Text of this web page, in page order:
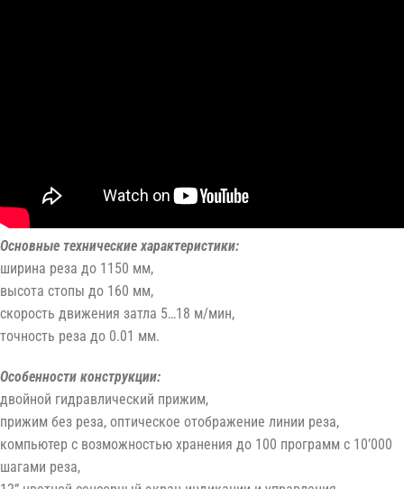
Основные технические характеристики:
ширина реза до 1150 мм,
высота стопы до 160 мм,
скорость движения затла 5…18 м/мин,
точность реза до 0.01 мм.
Особенности конструкции:
двойной гидравлический прижим,
прижим без реза, оптическое отображение линии реза,
компьютер с возможностью хранения до 100 программ с 10’000
шагами реза,